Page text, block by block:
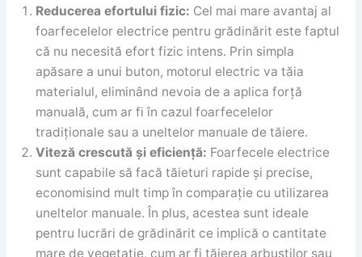
Reducerea efortului fizic: Cel mai mare avantaj al
foarfecelelor electrice pentru grădinărit este faptul
că nu necesită efort fizic intens. Prin simpla
apăsare a unui buton, motorul electric va tăia
materialul, eliminând nevoia de a aplica forță
manuală, cum ar fi în cazul foarfecelelor
tradiționale sau a uneltelor manuale de tăiere.
Viteză crescută și eficiență: Foarfecele electrice
sunt capabile să facă tăieturi rapide și precise,
economisind mult timp în comparație cu utilizarea
uneltelor manuale. În plus, acestea sunt ideale
pentru lucrări de grădinărit ce implică o cantitate
mare de vegetație, cum ar fi tăierea arbuștilor sau